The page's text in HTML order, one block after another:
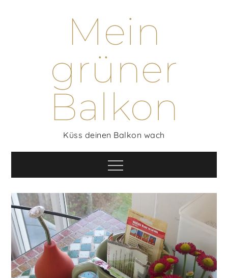
Mein
grüner
Balkon
Küss deinen Balkon wach
Menu